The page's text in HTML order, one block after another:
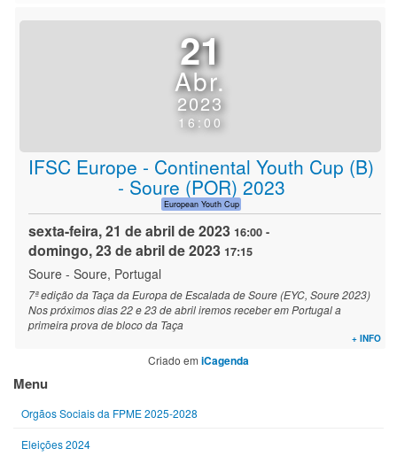
21
Abr.
2023
16:00
IFSC Europe - Continental Youth Cup (B)
- Soure (POR) 2023
European Youth Cup
sexta-feira, 21 de abril de 2023 16:00 -
domingo, 23 de abril de 2023 17:15
Soure - Soure, Portugal
7ª edição da Taça da Europa de Escalada de Soure (EYC, Soure 2023)
Nos próximos dias 22 e 23 de abril iremos receber em Portugal a
primeira prova de bloco da Taça
+ INFO
Criado em iCagenda
Menu
Orgãos Sociais da FPME 2025-2028
Eleições 2024